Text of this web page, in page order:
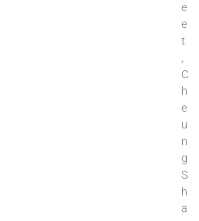
e
e
t
,
C
h
e
u
n
g
S
h
a